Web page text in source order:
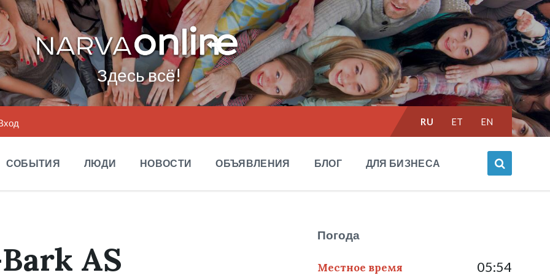
Здесь всё!
Выбрать
язык:RU ET EN
СОБЫТИЯ ЛЮДИ НОВОСТИ ОБЪЯВЛЕНИЯ БЛОГ ДЛЯ БИЗНЕСА
AS
Погода
Местное время 05:54